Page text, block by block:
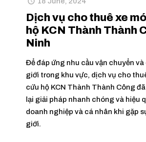
Dịch vụ cho thuê xe
hộ KCN Thành Thành
Ninh
Để đáp ứng nhu cầu vận chuyển
giới trong khu vực, dịch vụ cho
cứu hộ KCN Thành Thành Công
lại giải pháp nhanh chóng và hiệu
doanh nghiệp và cá nhân khi gặp
giới.